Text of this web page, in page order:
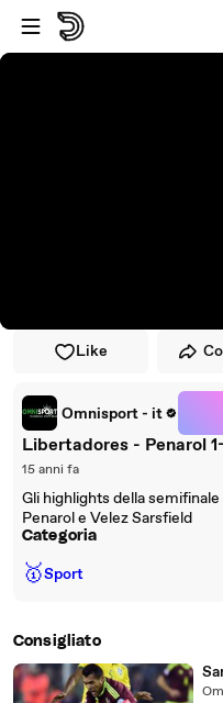
Vai al lettore
Passa al contenuto
Like
Omnisport - it
Libertadores - Penarol
15 anni fa
Gli highlights della
Penarol e Velez Sarsfield
Categoria
🥇Sport
Consigliato